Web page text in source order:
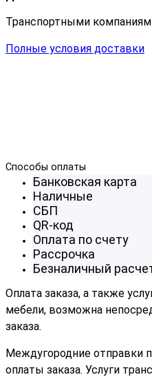
Транспортными
Полные условия доставки
Способы оплаты
Банковская карта
Наличные
СБП
QR-код
Оплата по счету
Рассрочка
Безналичный
Оплата заказа, а также
мебели, возможна
заказа.
Междугородние отправки
оплаты заказа. Услуги